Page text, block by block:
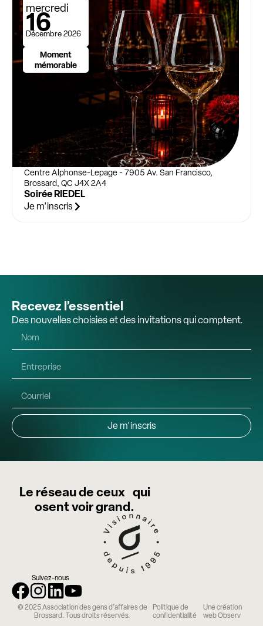
mercredi
16
Décembre 2026
Moment
mémorable
Centre Alphonse-Lepage - 7905 Av. San Francisco,
Brossard, QC J4X 2A4
Soirée RIEDEL
Je m'inscris
Recevez l’essentiel
Des nouvelles choisies et des invitations qui comptent.
Je m’inscris
Le réseau de ceux qui
osent voir grand.
Suivez-nous
© 2025 Association des gens d’affaires de
Brossard. Tous droits réservés.
Politique de
confidentialité
Une création
web Observ